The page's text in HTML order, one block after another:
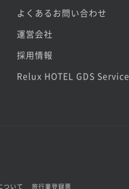
よくあるお問い合わせ
運営会社
採用情報
Relux HOTEL GDS Service
ついて 旅行業登録票